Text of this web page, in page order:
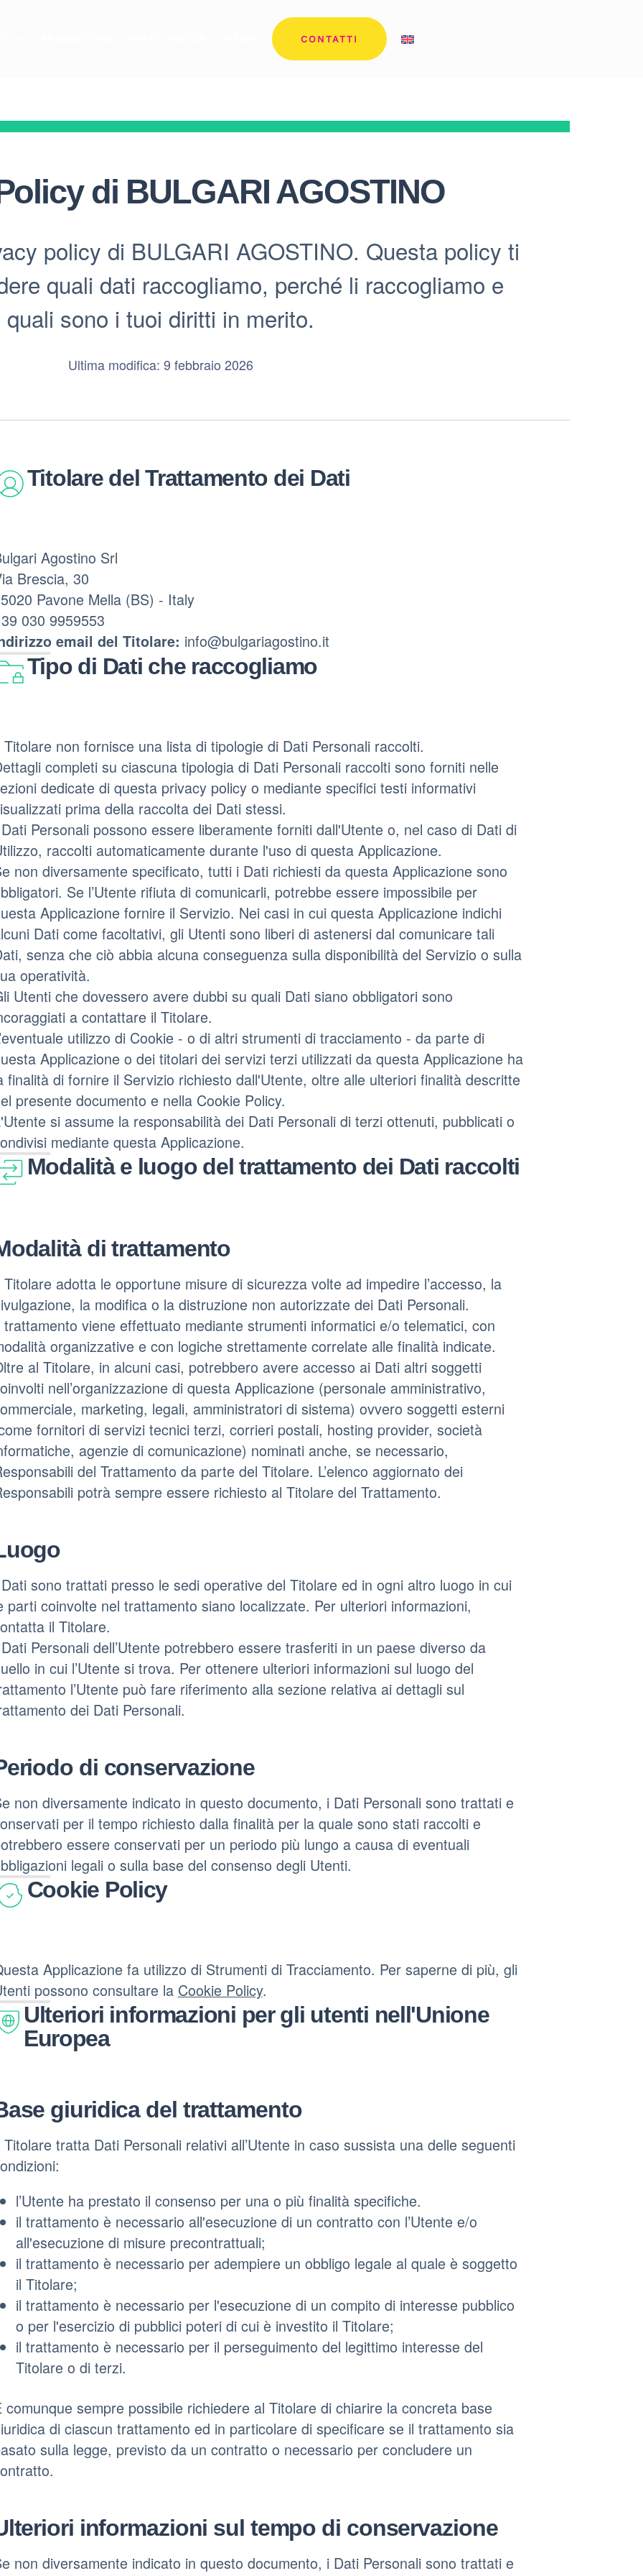
CONTATTI
di BULGARI AGOSTINO
policy di BULGARI AGOSTINO. Questa policy ti
quali dati raccogliamo, perché li raccogliamo e
quali sono i tuoi diritti in merito.
Ultima modifica: 9 febbraio 2026
Titolare del Trattamento dei Dati
Agostino Srl
Brescia, 30
Pavone Mella (BS) - Italy
030 9959553
email del Titolare: info@bulgariagostino.it
Tipo di Dati che raccogliamo
Titolare non fornisce una lista di tipologie di Dati Personali raccolti.
completi su ciascuna tipologia di Dati Personali raccolti sono forniti nelle
dedicate di questa privacy policy o mediante specifici testi informativi
prima della raccolta dei Dati stessi.
Personali possono essere liberamente forniti dall'Utente o, nel caso di Dati di
raccolti automaticamente durante l'uso di questa Applicazione.
non diversamente specificato, tutti i Dati richiesti da questa Applicazione sono
Se l’Utente rifiuta di comunicarli, potrebbe essere impossibile per
Applicazione fornire il Servizio. Nei casi in cui questa Applicazione indichi
Dati come facoltativi, gli Utenti sono liberi di astenersi dal comunicare tali
senza che ciò abbia alcuna conseguenza sulla disponibilità del Servizio o sulla
operatività.
Utenti che dovessero avere dubbi su quali Dati siano obbligatori sono
a contattare il Titolare.
utilizzo di Cookie - o di altri strumenti di tracciamento - da parte di
Applicazione o dei titolari dei servizi terzi utilizzati da questa Applicazione ha
finalità di fornire il Servizio richiesto dall'Utente, oltre alle ulteriori finalità descritte
presente documento e nella Cookie Policy.
si assume la responsabilità dei Dati Personali di terzi ottenuti, pubblicati o
mediante questa Applicazione.
Modalità e luogo del trattamento dei Dati raccolti
di trattamento
Titolare adotta le opportune misure di sicurezza volte ad impedire l’accesso, la
la modifica o la distruzione non autorizzate dei Dati Personali.
trattamento viene effettuato mediante strumenti informatici e/o telematici, con
organizzative e con logiche strettamente correlate alle finalità indicate.
al Titolare, in alcuni casi, potrebbero avere accesso ai Dati altri soggetti
nell’organizzazione di questa Applicazione (personale amministrativo,
marketing, legali, amministratori di sistema) ovvero soggetti esterni
fornitori di servizi tecnici terzi, corrieri postali, hosting provider, società
agenzie di comunicazione) nominati anche, se necessario,
del Trattamento da parte del Titolare. L’elenco aggiornato dei
potrà sempre essere richiesto al Titolare del Trattamento.
sono trattati presso le sedi operative del Titolare ed in ogni altro luogo in cui
parti coinvolte nel trattamento siano localizzate. Per ulteriori informazioni,
il Titolare.
Personali dell’Utente potrebbero essere trasferiti in un paese diverso da
in cui l’Utente si trova. Per ottenere ulteriori informazioni sul luogo del
l’Utente può fare riferimento alla sezione relativa ai dettagli sul
dei Dati Personali.
di conservazione
non diversamente indicato in questo documento, i Dati Personali sono trattati e
per il tempo richiesto dalla finalità per la quale sono stati raccolti e
essere conservati per un periodo più lungo a causa di eventuali
legali o sulla base del consenso degli Utenti.
Cookie Policy
Applicazione fa utilizzo di Strumenti di Tracciamento. Per saperne di più, gli
possono consultare la Cookie Policy.
Ulteriori informazioni per gli utenti nell'Unione
Europea
giuridica del trattamento
Titolare tratta Dati Personali relativi all’Utente in caso sussista una delle seguenti
l’Utente ha prestato il consenso per una o più finalità specifiche.
il trattamento è necessario all'esecuzione di un contratto con l’Utente e/o
all'esecuzione di misure precontrattuali;
il trattamento è necessario per adempiere un obbligo legale al quale è soggetto
il Titolare;
il trattamento è necessario per l'esecuzione di un compito di interesse pubblico
o per l'esercizio di pubblici poteri di cui è investito il Titolare;
il trattamento è necessario per il perseguimento del legittimo interesse del
Titolare o di terzi.
comunque sempre possibile richiedere al Titolare di chiarire la concreta base
di ciascun trattamento ed in particolare di specificare se il trattamento sia
sulla legge, previsto da un contratto o necessario per concludere un
informazioni sul tempo di conservazione
non diversamente indicato in questo documento, i Dati Personali sono trattati e